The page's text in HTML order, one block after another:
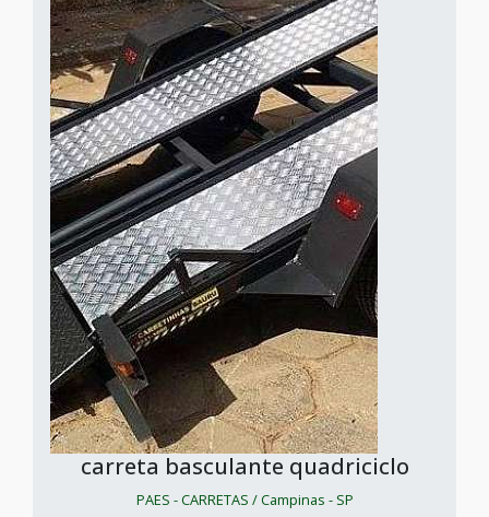
carreta basculante quadriciclo
PAES - CARRETAS / Campinas - SP